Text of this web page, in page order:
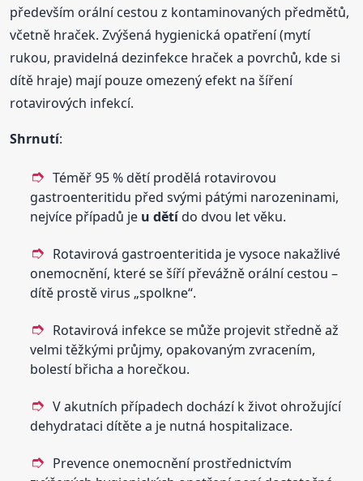
především orální cestou z kontaminovaných předmětů,
včetně hraček. Zvýšená hygienická opatření (mytí
rukou, pravidelná dezinfekce hraček a povrchů, kde si
dítě hraje) mají pouze omezený efekt na šíření
rotavirových infekcí.
Shrnutí:
Téměř 95 % dětí prodělá rotavirovou
gastroenteritidu před svými pátými narozeninami,
nejvíce případů je u dětído dvou let věku.
Rotavirová gastroenteritida je vysoce nakažlivé
onemocnění, které se šíří převážně orální cestou –
dítě prostě virus „spolkne“.
Rotavirová infekce se může projevit středně až
velmi těžkými průjmy, opakovaným zvracením,
bolestí břicha a horečkou.
V akutních případech dochází k život ohrožující
dehydrataci dítěte a je nutná hospitalizace.
Prevence onemocnění prostřednictvím